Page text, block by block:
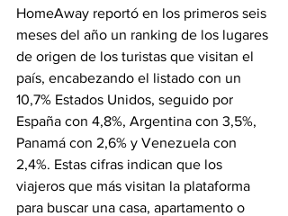
HomeAway reportó en los primeros seis
meses del año un ranking de los lugares
de origen de los turistas que visitan el
país, encabezando el listado con un
10,7% Estados Unidos, seguido por
España con 4,8%, Argentina con 3,5%,
Panamá con 2,6% y Venezuela con
2,4%. Estas cifras indican que los
viajeros que más visitan la plataforma
para buscar una casa, apartamento o